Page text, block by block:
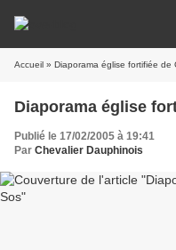
Accueil » Diaporama église fortifiée de
Diaporama église
Publié le 17/02/2005 à 19:41
Par Chevalier Dauphinois